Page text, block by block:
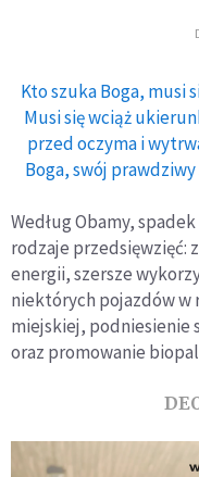
Kto szuka Boga, musi
Musi się wciąż
przed oczyma i
Boga, swój
Według Obamy,
rodzaje przedsięwzięć:
energii, szersze
niektórych pojazdów
miejskiej, podniesienie
oraz promowanie